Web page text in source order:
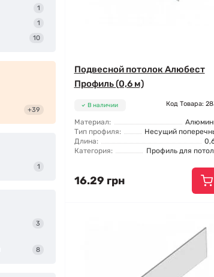
1
1
10
+39
1
3
8
Подвесной потолок Алюбест
Профиль (0,6 м)
В наличии Код Товара:
Материал:
Тип профиля:
Несущий
Длина:
Категория:
Профиль для
16.29 грн